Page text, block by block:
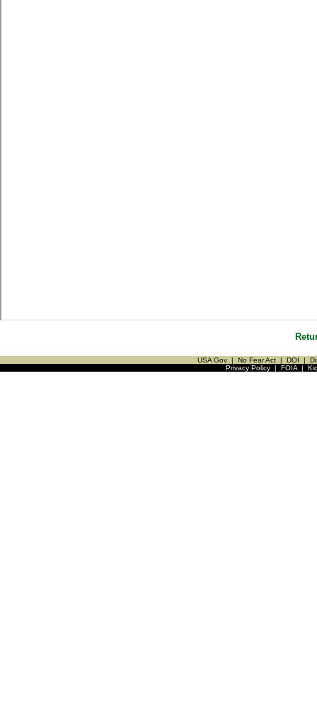
USA Gov | No Fear Act | DOI |
Privacy Policy| FOIA|